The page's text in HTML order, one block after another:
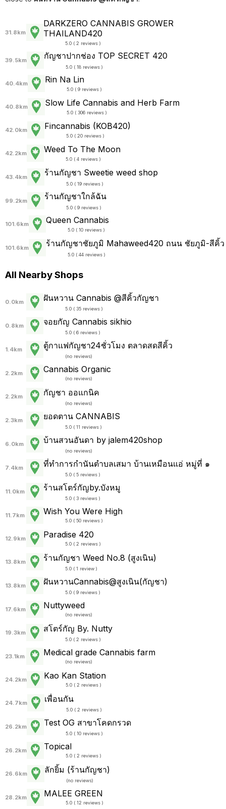
31.8km
DARKZERO CANNABIS GROWER
THAILAND420
5.0 ( 2 reviews )
39.5km กัญชาปากช่อง TOP SECRET 420
5.0 ( 18 reviews )
40.4km Rin​ Na Lin
5.0 ( 9 reviews )
40.8km Slow Life Cannabis and Herb Farm
5.0 ( 306 reviews )
42.0km Fincannabis (KOB420)
5.0 ( 20 reviews )
42.2km Weed To The Moon
5.0 ( 4 reviews )
43.4km ร้านกัญชา Sweetie weed shop
5.0 ( 19 reviews )
99.2km ร้านกัญชาใกล้ฉัน
5.0 ( 9 reviews )
101.6km Queen Cannabis
5.0 ( 10 reviews )
101.6km ร้านกัญชาชัยภูมิ Mahaweed420 ถนน ชัยภูมิ-สีคิ้ว
5.0 ( 44 reviews )
All Nearby Shops
0.0km ฝันหวาน Cannabis @สีคิ้วกัญชา
5.0 ( 35 reviews )
0.8km จอยกัญ Cannabis sikhio
5.0 ( 6 reviews )
1.4km ตู้กาแฟกัญชา24ชั่วโมง ตลาดสดสีคิ้ว
(no reviews)
2.2km Cannabis Organic
(no reviews)
2.2km กัญชา ออแกนิค
(no reviews)
2.3km ยอดตาน CANNABIS
5.0 ( 11 reviews )
6.0km บ้านสวนอันดา by jalem420shop
(no reviews)
7.4km ที่ทำการกำนันตำบลเสมา บ้านเหมือนแอ่ หมู่ที่ ๑
5.0 ( 5 reviews )
11.0km ร้านสโตร์กัญby.บังหมู
5.0 ( 3 reviews )
11.7km Wish You Were High
5.0 ( 50 reviews )
12.9km Paradise 420
5.0 ( 2 reviews )
13.8km ร้านกัญชา Weed No.8 (สูงเนิน)
5.0 ( 1 review )
13.8km ฝันหวานCannabis@สูงเนิน(กัญชา)
5.0 ( 9 reviews )
17.6km Nuttyweed
(no reviews)
19.3km สโตร์กัญ By. Nutty
5.0 ( 2 reviews )
23.1km Medical grade Cannabis farm
(no reviews)
24.2km Kao Kan Station
5.0 ( 2 reviews )
24.7km เพื่อนกัน
5.0 ( 2 reviews )
26.2km Test OG สาขาโคดกรวด
5.0 ( 10 reviews )
26.2km Topical
5.0 ( 2 reviews )
26.6km ลักยิ้ม (ร้านกัญชา)
(no reviews)
28.2km MALEE GREEN
5.0 ( 12 reviews )